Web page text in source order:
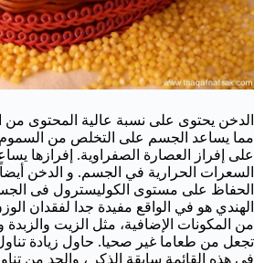
الدخن يحتوى على نسبة عالية المحتوى من
مما يساعد الجسم على التخلص من
على إفراز العصارة الصفراوية. إفرازها
السعرات الحرارية في الجسم. و الدخن
الحفاظ على مستوى الكوليسترول فى
الهندي هو في الواقع مفيدة جدا لفقدان
من المكونات الإضافية، مثل الزيت والزبدة
تجعل من طعاما غير صحيا. حاول زيادة
في هذه القائمة سابقة الذكر ، والحد من